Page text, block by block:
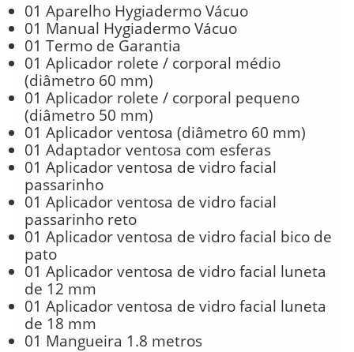
01 Aparelho Hygiadermo Vácuo
01 Manual Hygiadermo Vácuo
01 Termo de Garantia
01 Aplicador rolete / corporal médio
(diâmetro 60 mm)
01 Aplicador rolete / corporal pequeno
(diâmetro 50 mm)
01 Aplicador ventosa (diâmetro 60 mm)
01 Adaptador ventosa com esferas
01 Aplicador ventosa de vidro facial
passarinho
01 Aplicador ventosa de vidro facial
passarinho reto
01 Aplicador ventosa de vidro facial bico de
pato
01 Aplicador ventosa de vidro facial luneta
de 12 mm
01 Aplicador ventosa de vidro facial luneta
de 18 mm
01 Mangueira 1.8 metros